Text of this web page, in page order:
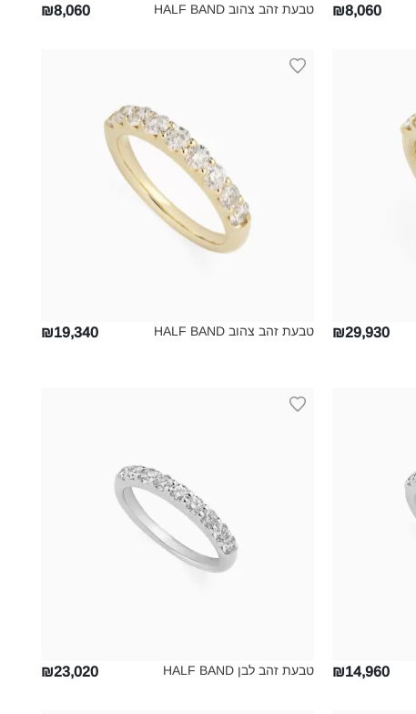
₪8,060 טבעת זהב צהוב HALF BAND‎ ₪8,060
₪29,930 טבעת זהב צהוב HALF BAND‎ ₪19,340
₪14,960 טבעת זהב לבן HALF BAND‎ ₪23,020